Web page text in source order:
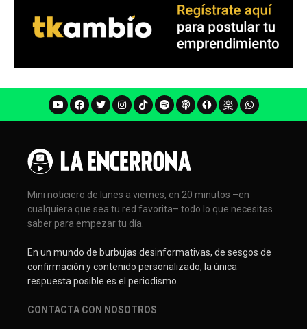
Mini noticiero de lunes a viernes, en 20 minutos –en
cualquiera que sea tu red favorita– todo lo que necesitas
saber para empezar tu día.
En un mundo de burbujas desinformativas, de sesgos de
confirmación y contenido personalizado, la única
respuesta posible es el periodismo.
CONTACTA CON NOSOTROS